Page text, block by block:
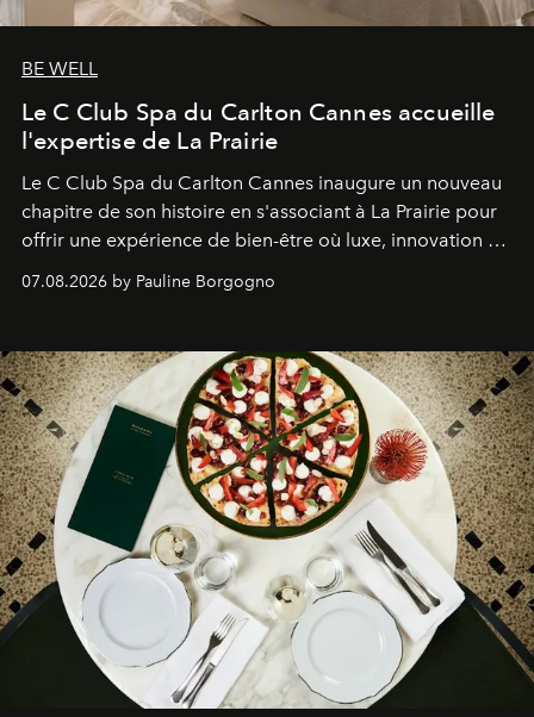
BE WELL
Le C Club Spa du Carlton Cannes accueille
l'expertise de La Prairie
Le C Club Spa du Carlton Cannes inaugure un nouveau
chapitre de son histoire en s'associant à La Prairie pour
offrir une expérience de bien-être où luxe, innovation et
expertise se rencontrent.
07.08.2026 by Pauline Borgogno